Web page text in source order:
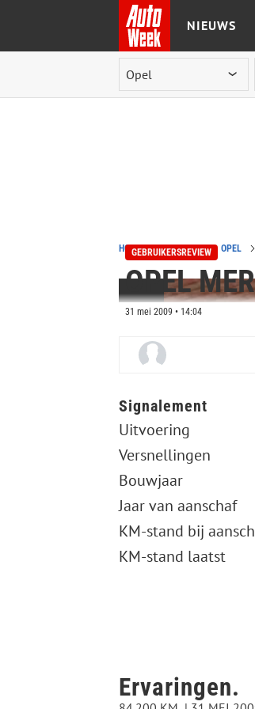
Ga naar de inhoud
NIEUWS
HOME REVIEWS OPEL
GEBRUIKERSREVIEW
OPEL
31 mei 2009 • 14:04
Signalement
Uitvoering
Versnellingen
Bouwjaar
Jaar van aanschaf
KM-stand bij
KM-stand laatst
Ervaringen.